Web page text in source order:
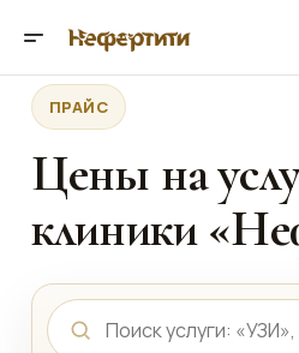
ПРАЙС
Цены на
клиники